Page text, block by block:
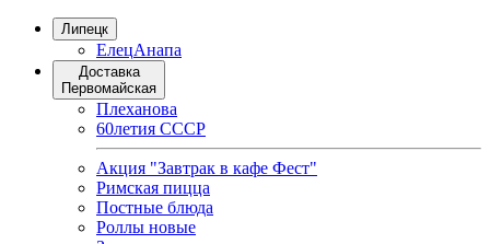
Липецк
ЕлецАнапа
Доставка
Первомайская
Плеханова
60летия СССР
Акция "Завтрак в кафе Фест"
Римская пицца
Постные блюда
Роллы новые